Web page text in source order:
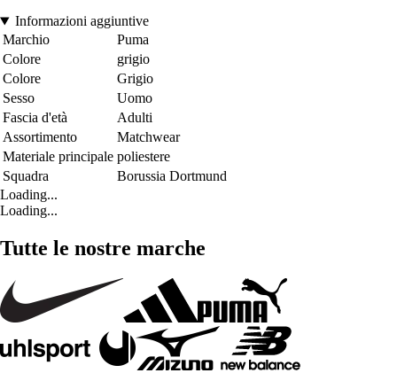
Informazioni aggiuntive
Marchio
Puma
Colore
grigio
Colore
Grigio
Sesso
Uomo
Fascia d'età
Adulti
Assortimento
Matchwear
Materiale principale poliestere
Squadra
Borussia Dortmund
Loading...
Loading...
Tutte le nostre marche